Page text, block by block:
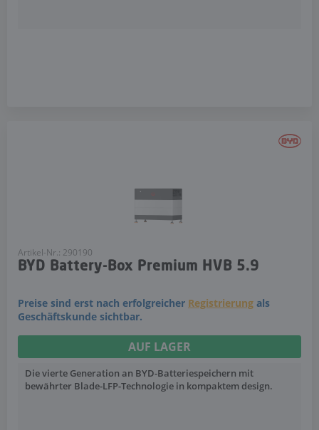
Artikel-Nr.: 290190
BYD Battery-Box Premium HVB 5.9
Preise sind erst nach erfolgreicher Registrierung als
Geschäftskunde sichtbar.
AUF LAGER
Die vierte Generation an BYD-Batteriespeichern mit
bewährter Blade-LFP-Technologie in kompaktem design.